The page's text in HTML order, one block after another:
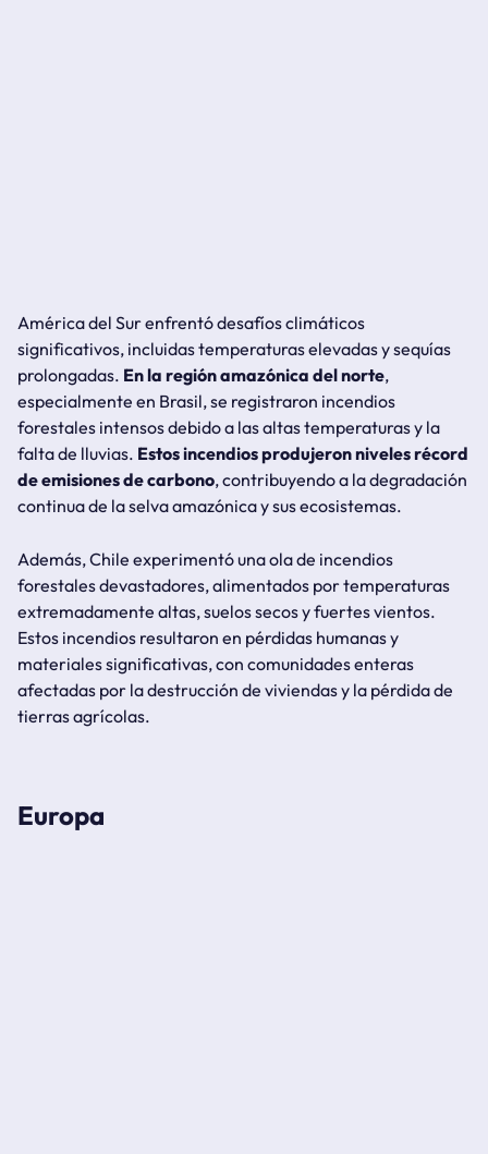
América del Sur enfrentó desafíos climáticos
significativos, incluidas temperaturas elevadas y sequías
prolongadas. En la región amazónica del norte,
especialmente en Brasil, se registraron incendios
forestales intensos debido a las altas temperaturas y la
falta de lluvias. Estos incendios produjeron niveles récord
de emisiones de carbono, contribuyendo a la degradación
continua de la selva amazónica y sus ecosistemas.
Además, Chile experimentó una ola de incendios
forestales devastadores, alimentados por temperaturas
extremadamente altas, suelos secos y fuertes vientos.
Estos incendios resultaron en pérdidas humanas y
materiales significativas, con comunidades enteras
afectadas por la destrucción de viviendas y la pérdida de
tierras agrícolas.
Europa